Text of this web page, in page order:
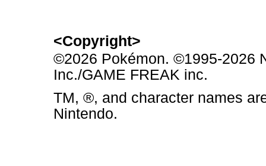
<Copyright>
©2026 Pokémon. ©1995-2026
Inc./GAME FREAK inc.
TM, ®, and character names
Nintendo.